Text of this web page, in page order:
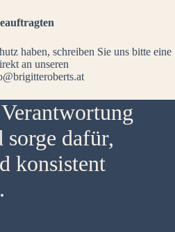
haben, schreiben Sie uns bitte eine
an unseren
dafür,
konsistent